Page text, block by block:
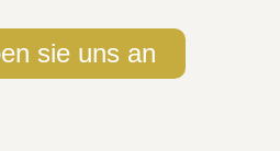
sie uns an